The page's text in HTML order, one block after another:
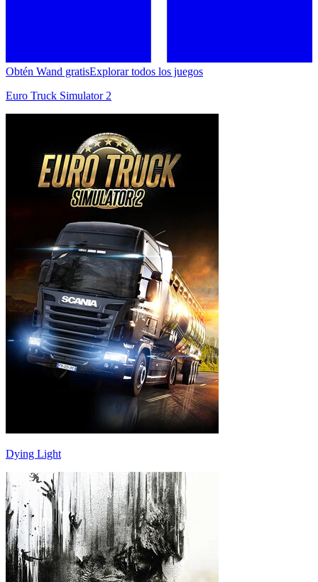
Obtén Wand gratisExplorar todos los juegos
Euro Truck Simulator 2
Dying Light